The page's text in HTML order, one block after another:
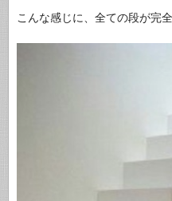
こんな感じに、全ての段が完